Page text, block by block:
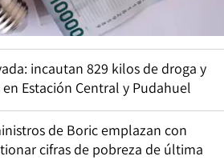
incautan 829 kilos de droga y
Estación Central y Pudahuel
de Boric emplazan con
cifras de pobreza de última